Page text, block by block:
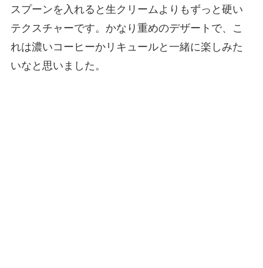
スプーンを入れると生クリームよりもずっと硬い
テクスチャーです。かなり重めのデザートで、こ
れは濃いコーヒーかリキュールと一緒に楽しみた
いなと思いました。